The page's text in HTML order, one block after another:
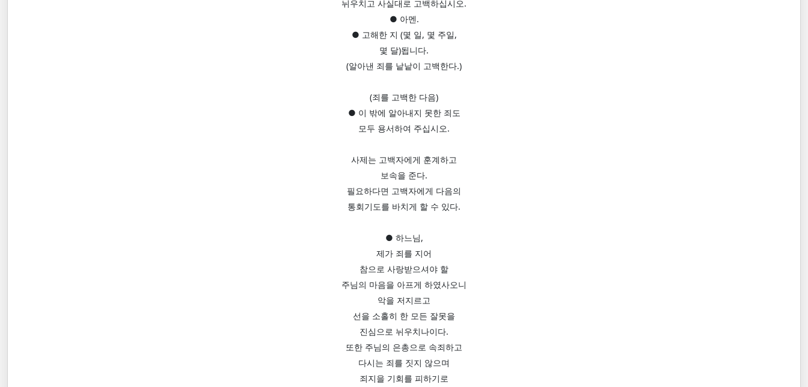
뉘우치고 사실대로 고백하십시오.
● 아멘.
● 고해한 지 (몇 일, 몇 주일,
몇 달)됩니다.
(알아낸 죄를 낱낱이 고백한다.)
(죄를 고백한 다음)
● 이 밖에 알아내지 못한 죄도
모두 용서하여 주십시오.
사제는 고백자에게 훈계하고
보속을 준다.
필요하다면 고백자에게 다음의
통회기도를 바치게 할 수 있다.
● 하느님,
제가 죄를 지어
참으로 사랑받으셔야 할
주님의 마음을 아프게 하였사오니
악을 저지르고
선을 소홀히 한 모든 잘못을
진심으로 뉘우치나이다.
또한 주님의 은총으로 속죄하고
다시는 죄를 짓지 않으며
죄지을 기회를 피하기로